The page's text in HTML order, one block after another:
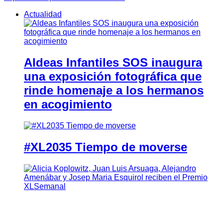
Actualidad
Aldeas Infantiles SOS inaugura
una exposición fotográfica que
rinde homenaje a los hermanos
en acogimiento
#XL2035 Tiempo de moverse